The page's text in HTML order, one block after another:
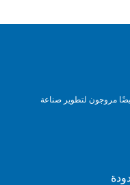
مروجون لتطوير صناعة